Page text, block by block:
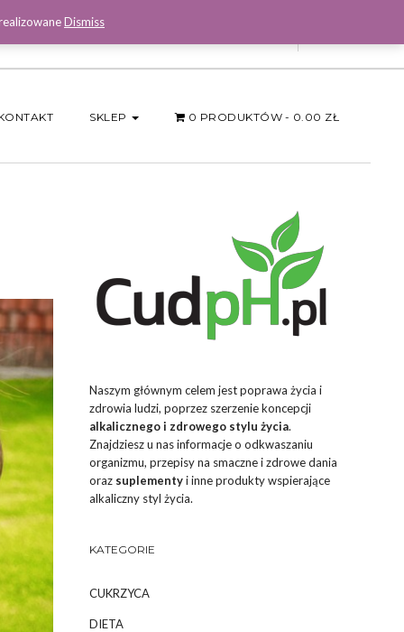
SKLEP 0 PRODUKTÓW 0.00 ZŁ
Naszym głównym celem jest poprawa życia i
zdrowia ludzi, poprzez szerzenie koncepcji
alkalicznego i zdrowego stylu życia.
Znajdziesz u nas informacje o odkwaszaniu
organizmu, przepisy na smaczne i zdrowe dania
oraz suplementyi inne produkty wspierające
alkaliczny styl życia.
KATEGORIE
CUKRZYCA
DIETA
Dismiss